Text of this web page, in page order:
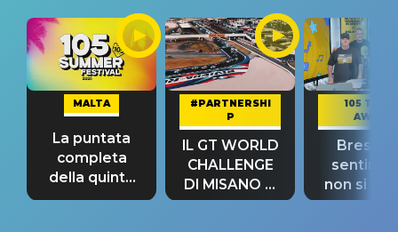
MALTA
La puntata
completa
della quinta
tappa
#PARTNERSHI
P
IL GT WORLD
CHALLENGE
DI MISANO si
riconferma
105 TAKE
AWAY
Bresh:
non si
fino alla